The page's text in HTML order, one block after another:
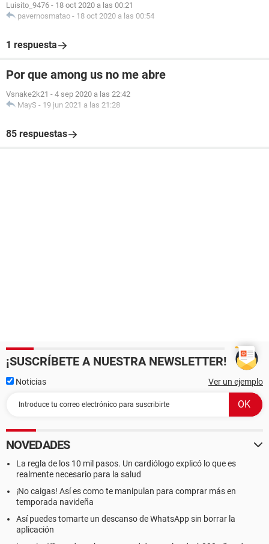
Luisito_9476 - 18 oct 2020 a las 00:21
pavernosmatao - 18 oct 2020 a las 00:54
1 respuesta
Por que among us no me abre
Vsnake2k21 - 4 sep 2020 a las 22:42
MayS - 19 jun 2021 a las 21:28
85 respuestas
¡SUSCRÍBETE A NUESTRA NEWSLETTER!
Noticias Ver un ejemplo
NOVEDADES
La regla de los 10 mil pasos. Un cardiólogo explicó lo que es
realmente necesario para la salud
¡No caigas! Así es como te manipulan para comprar más en
temporada navideña
Así puedes tomarte un descanso de WhatsApp sin borrar la
aplicación